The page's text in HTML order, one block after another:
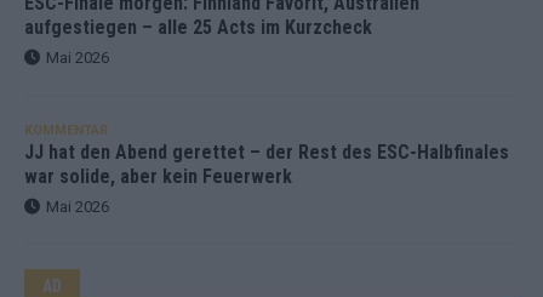
aufgestiegen – alle 25 Acts im Kurzcheck
Mai 2026
KOMMENTAR
JJ hat den Abend gerettet – der Rest des ESC-Halbfinales
war solide, aber kein Feuerwerk
Mai 2026
AD